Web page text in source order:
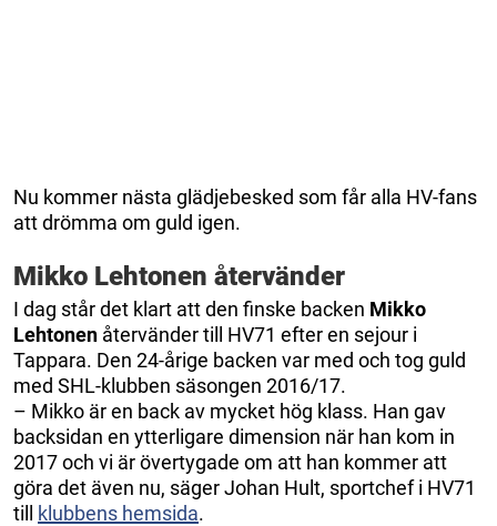
Nu kommer nästa glädjebesked som får alla HV-fans
att drömma om guld igen.
Mikko Lehtonen återvänder
I dag står det klart att den finske backen Mikko
Lehtonen återvänder till HV71 efter en sejour i
Tappara. Den 24-årige backen var med och tog guld
med SHL-klubben säsongen 2016/17.
– Mikko är en back av mycket hög klass. Han gav
backsidan en ytterligare dimension när han kom in
2017 och vi är övertygade om att han kommer att
göra det även nu, säger Johan Hult, sportchef i HV71
till klubbens hemsida.